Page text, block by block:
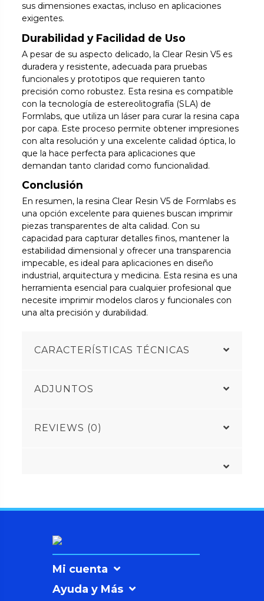
sus dimensiones exactas, incluso en aplicaciones
exigentes.
Durabilidad y Facilidad de Uso
A pesar de su aspecto delicado, la Clear Resin V5 es
duradera y resistente, adecuada para pruebas
funcionales y prototipos que requieren tanto
precisión como robustez. Esta resina es compatible
con la tecnología de estereolitografía (SLA) de
Formlabs, que utiliza un láser para curar la resina capa
por capa. Este proceso permite obtener impresiones
con alta resolución y una excelente calidad óptica, lo
que la hace perfecta para aplicaciones que
demandan tanto claridad como funcionalidad.
Conclusión
En resumen, la resina Clear Resin V5 de Formlabs es
una opción excelente para quienes buscan imprimir
piezas transparentes de alta calidad. Con su
capacidad para capturar detalles finos, mantener la
estabilidad dimensional y ofrecer una transparencia
impecable, es ideal para aplicaciones en diseño
industrial, arquitectura y medicina. Esta resina es una
herramienta esencial para cualquier profesional que
necesite imprimir modelos claros y funcionales con
una alta precisión y durabilidad.
CARACTERÍSTICAS TÉCNICAS
ADJUNTOS
REVIEWS (0)
Mi cuenta
Ayuda y Más